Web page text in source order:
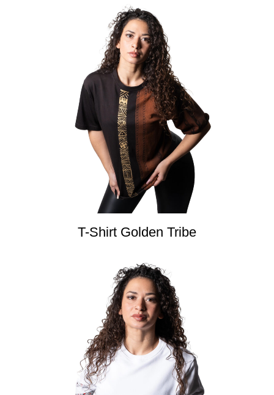
T-Shirt Golden Tribe